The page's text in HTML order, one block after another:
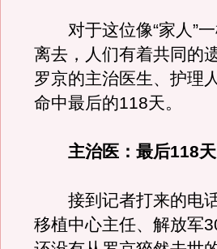
对于这位像“家人”一
离去，人们有着共同的
罗京的主治医生、护理
命中最后的118天。
主治医：最后118
接到记者打来的电话
移植中心主任、解放军